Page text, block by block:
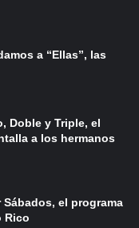
a “Ellas”, las
Doble y Triple, el
a los hermanos
el programa
Rico